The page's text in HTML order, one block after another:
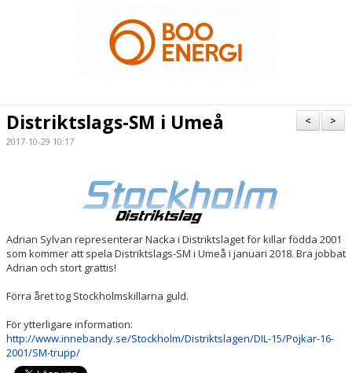
MATCHER
DOKUMENT
KONTAKT
>
<
Distriktslags-SM i Umeå
2017-10-29 10:17
Adrian Sylvan representerar Nacka i Distriktslaget för killar födda 2001
som kommer att spela Distriktslags-SM i Umeå i januari 2018. Bra jobbat
Adrian och stort grattis!
Förra året tog Stockholmskillarna guld.
För ytterligare information:
http://www.innebandy.se/Stockholm/Distriktslagen/DIL-15/Pojkar-16-
2001/SM-trupp/